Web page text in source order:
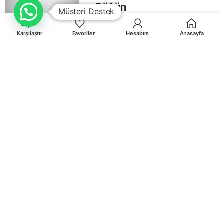
Düğün
Davetiyeleri
Karşılaştır Favoriler Hesabım Anasayfa
Müsteri Destek